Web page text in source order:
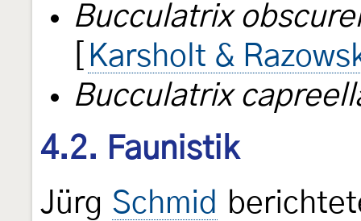
Bucculatrix
Karsholt &
Bucculatrix
4.2. Faunistik
Jürg Schmid